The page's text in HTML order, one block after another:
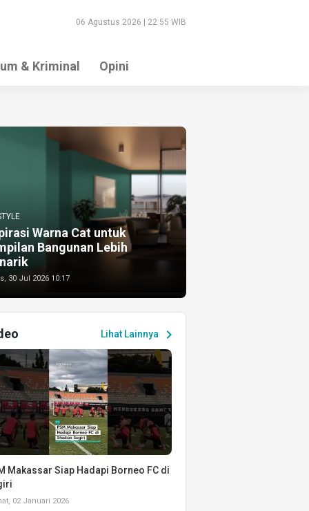
06 Agustus 2026 | 22:55 WIB
& Kriminal Opini
Warna Cat untuk
Bangunan Lebih
30 Jul 2026 10:17
Lihat Lainnya chevron_right
Makassar Siap Hadapi Borneo FC di
02 Januari 2026